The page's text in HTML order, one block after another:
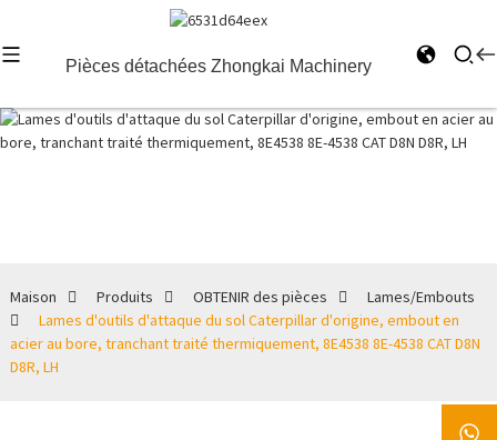
Pièces détachées Zhongkai Machinery
Maison Produits OBTENIR des pièces
Lames/Embouts
Lames d'outils d'attaque du sol Caterpillar d'origine, embout en
acier au bore, tranchant traité thermiquement, 8E4538 8E-4538 CAT D8N
D8R, LH